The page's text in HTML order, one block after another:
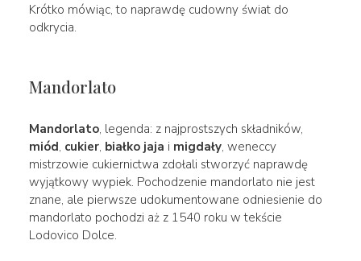
Krótko mówiąc, to naprawdę cudowny świat do
odkrycia.
Mandorlato
Mandorlato, legenda: z najprostszych składników,
miód, cukier, białko jaja i migdały, weneccy
mistrzowie cukiernictwa zdołali stworzyć naprawdę
wyjątkowy wypiek. Pochodzenie mandorlato nie jest
znane, ale pierwsze udokumentowane odniesienie do
mandorlato pochodzi aż z 1540 roku w tekście
Lodovico Dolce.